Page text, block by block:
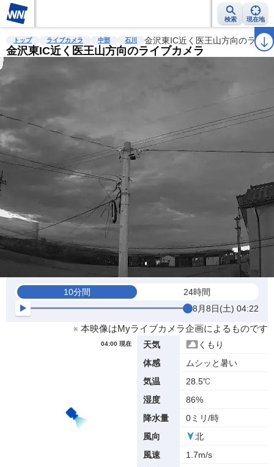
検索 現在地
雨雲レーダー 台風情報 地震情報 警報・注意報 2週間天気 ラ
トップ ライブカメラ 中部 石川 金沢東IC近く医王山方向のライ
金沢東IC近く医王山方向のライブカメラ
10分間
24時間
8月8日(土) 04:22
※ 本映像はMyライブカメラ企画によるものです
04:00 現在 天気
くもり
体感
ムシッと暑い
気温
28.5℃
湿度
86%
降水量
0ミリ/時
風向
北
風速
1.7m/s